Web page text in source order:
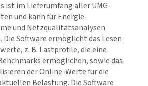
ist im Lieferumfang aller UMG-
und kann für Energie-
und Netzqualitätsanalysen
Software ermöglicht das Lesen
z. B. Lastprofile, die eine
ermöglichen, sowie das
der Online-Werte für die
Belastung. Die Software